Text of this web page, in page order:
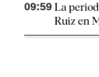
09:59 La
Ruiz en